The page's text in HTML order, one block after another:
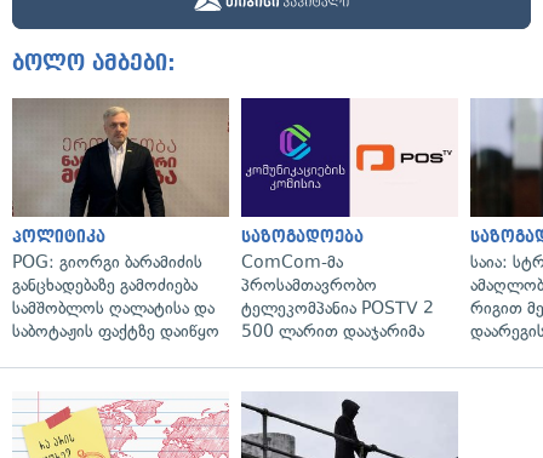
ბოლო ამბები:
პოლიტიკა
POG: გიორგი ბარამიძის
განცხადებაზე გამოძიება
სამშობლოს ღალატისა და
საბოტაჟის ფაქტზე დაიწყო
საზოგადოება
ComCom-მა
პროსამთავრობო
ტელეკომპანია POSTV 2
500 ლარით დააჯარიმა
საია:
რიგით